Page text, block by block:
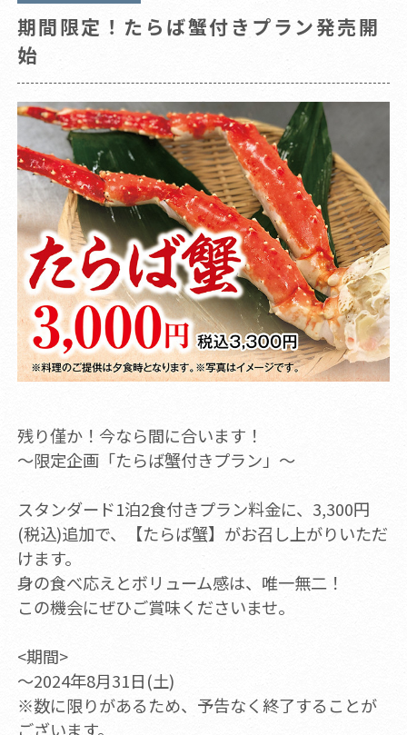
期間限定！たらば蟹付きプラン発売開
始
残り僅か！今なら間に合います！
～限定企画「たらば蟹付きプラン」～
スタンダード1泊2食付きプラン料金に、3,300円
(税込)追加で、【たらば蟹】がお召し上がりいただ
けます。
身の食べ応えとボリューム感は、唯一無二！
この機会にぜひご賞味くださいませ。
<期間>
～2024年8月31日(土)
※数に限りがあるため、予告なく終了することが
ございます。